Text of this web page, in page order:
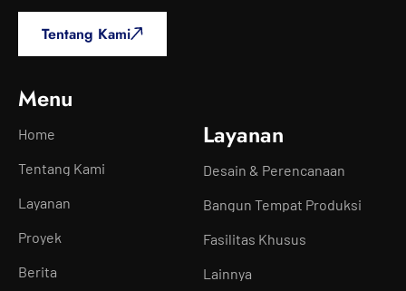
Tentang Kami
Menu
Home
Tentang Kami
Layanan
Proyek
Berita
Layanan
Desain & Perencanaan
Bangun Tempat Produksi
Fasilitas Khusus
Lainnya